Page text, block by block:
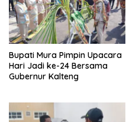
Bupati Mura Pimpin Upacara
Hari Jadi ke-24 Bersama
Gubernur Kalteng